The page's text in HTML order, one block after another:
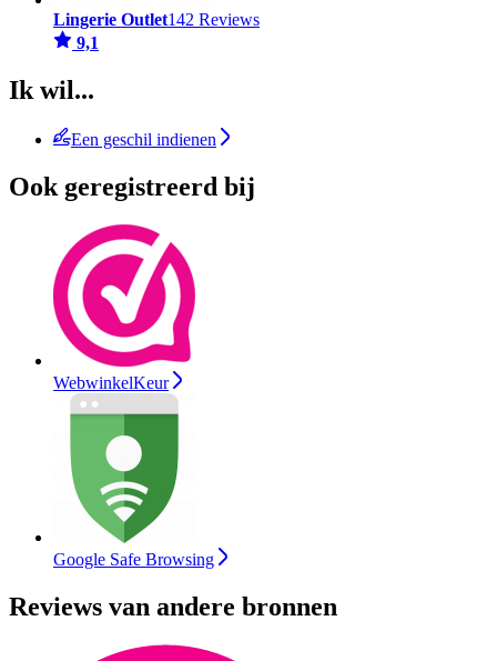
Lingerie Outlet142 Reviews
9,1
Ik wil...
Een geschil indienen
Ook geregistreerd bij
WebwinkelKeur
Google Safe Browsing
Reviews van andere bronnen